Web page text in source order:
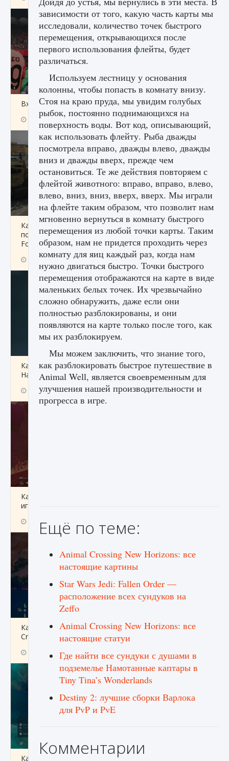
Входят ли «Милан» и «Интер» в EA FC 25
9 августа 2024 2 064
Как исправить текстовую ошибку
пользовательского интерфейса Delta
Force Hawk Ops
9 августа 2024 1 945 0 0
Как проверить статус сервера Delta Force
Hawk Ops
9 августа 2024 1 286 0 0
Как приручить существ джунглей Нари в
игре Creatures of Ava
9 августа 2024
Как разблокировать заклинание Крист в
Creatures of Ava
9 августа 2024
Как приручить существ из степей Тамура в
зависимости от того, какую часть карты мы
исследовали, количество точек быстрого
перемещения, открывающихся после
первого использования флейты, будет
различаться.
Используем лестницу у основания
колонны, чтобы попасть в комнату внизу.
Стоя на краю пруда, мы увидим голубых
рыбок, постоянно поднимающихся на
поверхность воды. Вот код, описывающий,
как использовать флейту. Рыба дважды
посмотрела вправо, дважды влево, дважды
вниз и дважды вверх, прежде чем
остановиться. Те же действия повторяем с
флейтой животного: вправо, вправо, влево,
влево, вниз, вниз, вверх, вверх. Мы играли
на флейте таким образом, что позволит нам
мгновенно вернуться в комнату быстрого
перемещения из любой точки карты. Таким
образом, нам не придется проходить через
комнату для яиц каждый раз, когда нам
нужно двигаться быстро. Точки быстрого
перемещения отображаются на карте в виде
маленьких белых точек. Их чрезвычайно
сложно обнаружить, даже если они
полностью разблокированы, и они
появляются на карте только после того, как
мы их разблокируем.
Мы можем заключить, что знание того,
как разблокировать быстрое путешествие в
Animal Well, является своевременным для
улучшения нашей производительности и
прогресса в игре.
Ещё по теме:
Animal Crossing New Horizons: все
настоящие картины
Star Wars Jedi: Fallen Order —
расположение всех сундуков на
Zeffo
Animal Crossing New Horizons: все
настоящие статуи
Где найти все сундуки с душами в
подземелье Намотанные каптары в
Tiny Tina’s Wonderlands
Destiny 2: лучшие сборки Варлока
для PvP и PvE
Комментарии